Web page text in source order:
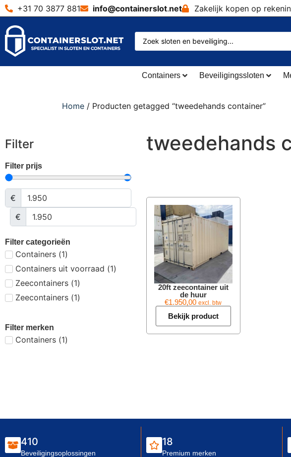
+31 70 3877 881 info@containerslot.net Zakelijk kopen op
Containers Beveiligingssloten
Home / Producten getagged “tweedehands container”
Filter
Filter prijs
€
€
Filter categorieën
Containers (1)
Containers uit voorraad (1)
Zeecontainers (1)
Zeecontainers (1)
Filter merken
Containers (1)
tweedehands
20ft zeecontainer uit
de huur
€1.950,00 excl. btw
Bekijk product
410
Beveiligingsoplossingen
18
Premium merken